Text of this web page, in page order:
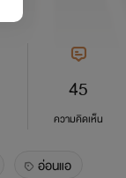
45
ความคิดเห็น
อ่อนแอ